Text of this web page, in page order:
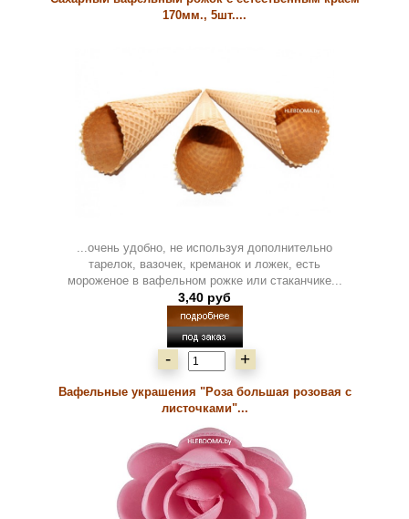
170мм., 5шт....
...очень удобно, не используя дополнительно
тарелок, вазочек, креманок и ложек, есть
мороженое в вафельном рожке или стаканчике...
3,40 руб
- +
Вафельные украшения "Роза большая розовая с
листочками"...